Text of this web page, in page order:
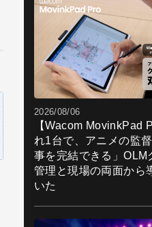
2026/08/06
【Wacom MovinkPad
れ1台で、アニメの監
事を完結できる」OLM
管理と現場の両面から
いた